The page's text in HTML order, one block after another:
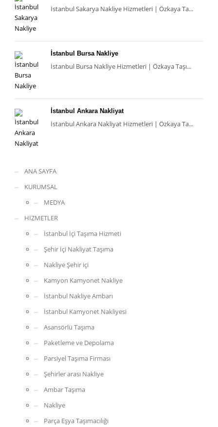
İstanbul Sakarya Nakliye Hizmetleri | Özkaya Ta...
İstanbul Bursa Nakliye
İstanbul Bursa Nakliye Hizmetleri | Özkaya Taşı...
İstanbul Ankara Nakliyat
İstanbul Ankara Nakliyat Hizmetleri | Özkaya Ta...
ANA SAYFA
KURUMSAL
MEDYA
HİZMETLER
İstanbul İçi Taşıma Hizmeti
Şehir İçi Nakliyat Taşıma
Nakliye Şehir içi
Kamyon Kamyonet Nakliye
İstanbul Nakliye Ambarı
İstanbul Kamyonet Nakliyesi
Asansörlü Taşıma
Paketleme ve Depolama
Parsiyel Taşıma Firması
Şehirler arası Nakliye
Ambar Taşıma
Nakliye
Parça Eşya Taşımacılığı